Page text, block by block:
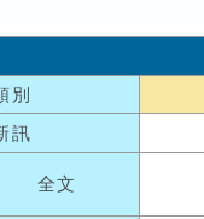
別
訊
全文